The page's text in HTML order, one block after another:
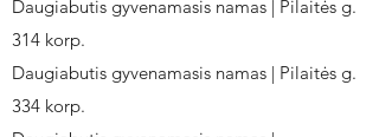
Daugiabutis gyvenamasis namas | Pilaitės g.
314 korp.
Daugiabutis gyvenamasis namas | Pilaitės g.
334 korp.